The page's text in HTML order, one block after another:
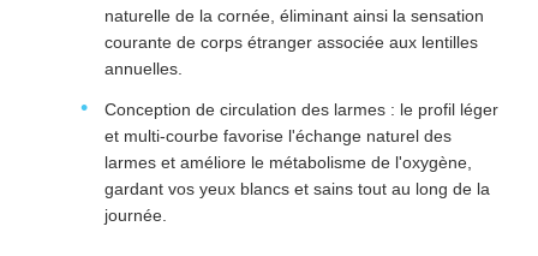
naturelle de la cornée, éliminant ainsi la sensation
courante de corps étranger associée aux lentilles
annuelles.
Conception de circulation des larmes : le profil léger
et multi-courbe favorise l'échange naturel des
larmes et améliore le métabolisme de l'oxygène,
gardant vos yeux blancs et sains tout au long de la
journée.